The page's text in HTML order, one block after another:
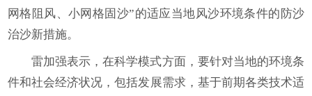
网格阻风、小网格固沙”的适应当地风沙环境条件的防沙
治沙新措施。
雷加强表示，在科学模式方面，要针对当地的环境条
件和社会经济状况，包括发展需求，基于前期各类技术适